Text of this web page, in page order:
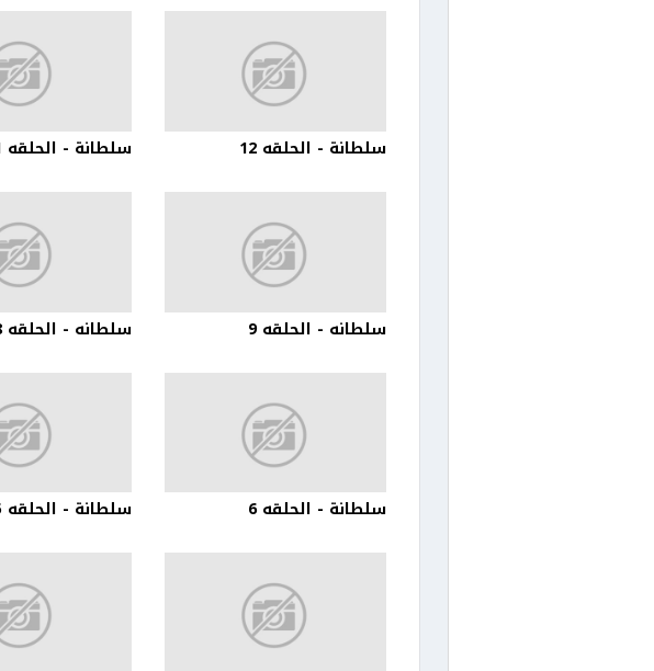
سلطانة - الحلقه 12 سلطانة - الحلقه 11
سلطانه - الحلقه 9 سلطانه - الحلقه 8
سلطانة - الحلقه 6 سلطانة - الحلقه 5